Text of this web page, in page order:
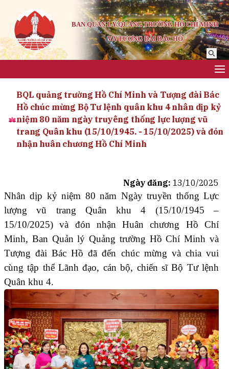
BAN QUẢN LÝ QUẢNG TRƯỜNG HỒ CHÍ MINH
VÀ TƯỢNG ĐÀI BÁC HỒ
BQL quảng trường Hồ Chí Minh và Tượng đài Bác
Hồ chúc mừng Bộ Tư lệnh quân khu 4 nhân dịp kỷ
niệm 80 năm ngày truyêng thống lực lượng vũ
trang Quân khu (15/10/1945. - 15/10/2025) và đón
nhận huân chương Hồ Chí Minh
Ngày đăng: 13/10/2025
Nhân dịp kỷ niệm 80 năm Ngày truyền thống Lực
lượng vũ trang Quân khu 4 (15/10/1945 –
15/10/2025) và đón nhận Huân chương Hồ Chí
Minh, Ban Quản lý Quảng trường Hồ Chí Minh và
Tượng đài Bác Hồ đã đến chúc mừng và chia vui
cùng tập thể Lãnh đạo, cán bộ, chiến sĩ Bộ Tư lệnh
Quân khu 4.